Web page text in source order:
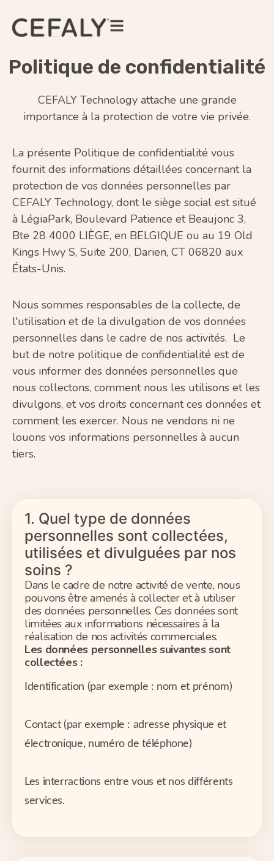
Politique de confidentialité
CEFALY Technology attache une grande
importance à la protection de votre vie privée.
La présente Politique de confidentialité vous
fournit des informations détaillées concernant la
protection de vos données personnelles par
CEFALY Technology, dont le siège social est situé
à LégiaPark, Boulevard Patience et Beaujonc 3,
Bte 28 4000 LIÈGE, en BELGIQUE ou au 19 Old
Kings Hwy S, Suite 200, Darien, CT 06820 aux
États-Unis.
Nous sommes responsables de la collecte, de
l'utilisation et de la divulgation de vos données
personnelles dans le cadre de nos activités. Le
but de notre politique de confidentialité est de
vous informer des données personnelles que
nous collectons, comment nous les utilisons et les
divulgons, et vos droits concernant ces données et
comment les exercer. Nous ne vendons ni ne
louons vos informations personnelles à aucun
tiers.
1. Quel type de données
personnelles sont collectées,
utilisées et divulguées par nos
soins ?
Dans le cadre de notre activité de vente, nous
pouvons être amenés à collecter et à utiliser
des données personnelles. Ces données sont
limitées aux informations nécessaires à la
réalisation de nos activités commerciales.
Les données personnelles suivantes sont
collectées :
Identification (par exemple : nom et prénom)
Contact (par exemple : adresse physique et
électronique, numéro de téléphone)
Les interractions entre vous et nos différents
services.